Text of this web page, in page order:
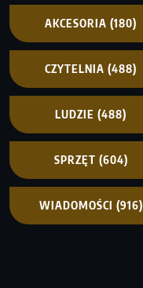
AKCESORIA (180)
CZYTELNIA (488)
LUDZIE (488)
SPRZĘT (604)
WIADOMOŚCI (916)